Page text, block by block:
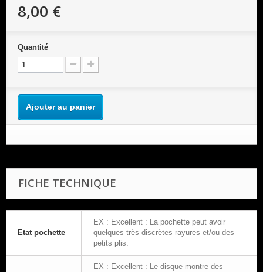
8,00 €
Quantité
Ajouter au panier
FICHE TECHNIQUE
Etat pochette
EX : Excellent : La pochette peut avoir
quelques très discrètes rayures et/ou des
petits plis.
EX : Excellent : Le disque montre des